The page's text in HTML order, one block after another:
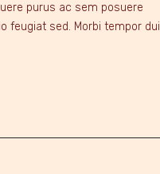
purus ac sem posuere
feugiat sed. Morbi tempor dui